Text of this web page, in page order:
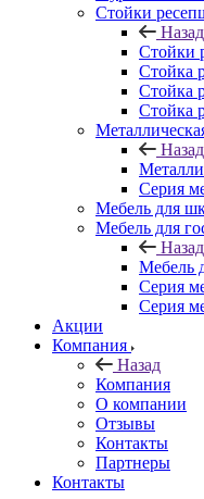
Стойки
Назад
Стойки
Стойка
Стойка
Стойка
Назад
Серия
Мебель для
Мебель для
Назад
Мебель
Серия
Серия
Акции
Компания
Назад
Компания
О компании
Отзывы
Контакты
Партнеры
Контакты